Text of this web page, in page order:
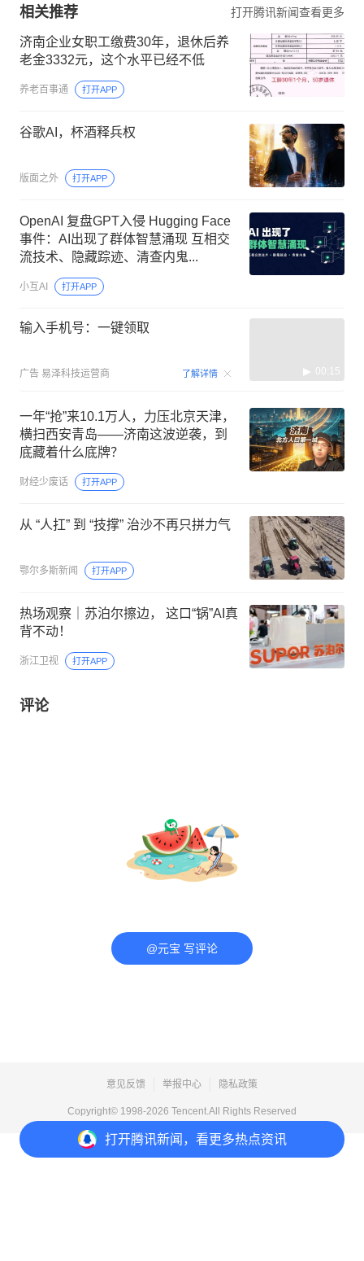
打开腾讯新闻，看更多热点资讯
相关推荐 打开腾讯新闻查看更多
济南企业女职工缴费30年，退休后养
老金3332元，这个水平已经不低
养老百事通 打开APP
谷歌AI，杯酒释兵权
版面之外 打开APP
OpenAI 复盘GPT入侵 Hugging Face
事件：AI出现了群体智慧涌现 互相交
流技术、隐藏踪迹、清查内鬼...
小互AI 打开APP
输入手机号：一键领取
广告 易泽科技运营商 了解详情 00:15
一年“抢”来10.1万人，力压北京天津，
横扫西安青岛——济南这波逆袭，到
底藏着什么底牌？
财经少废话 打开APP
从 “人扛” 到 “技撑” 治沙不再只拼力气
鄂尔多斯新闻 打开APP
热场观察｜苏泊尔擦边， 这口“锅”AI真
背不动！
浙江卫视 打开APP
评论
@元宝 写评论
意见反馈 举报中心 隐私政策
Copyright© 1998-2026 Tencent.All Rights Reserved